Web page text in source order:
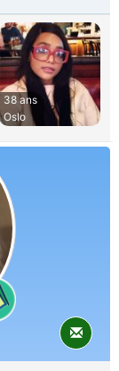
38 ans
Oslo